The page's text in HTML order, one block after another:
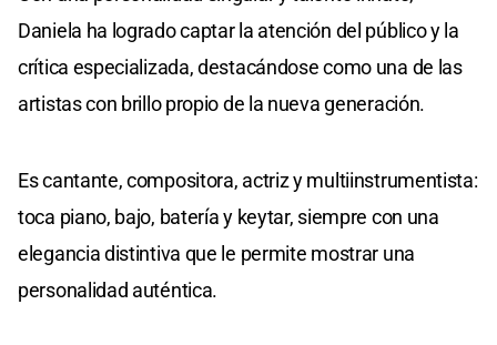
Daniela ha logrado captar la atención del público y la
crítica especializada, destacándose como una de las
artistas con brillo propio de la nueva generación.
Es cantante, compositora, actriz y multiinstrumentista:
toca piano, bajo, batería y keytar, siempre con una
elegancia distintiva que le permite mostrar una
personalidad auténtica.